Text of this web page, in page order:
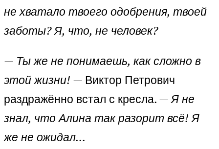
не хватало твоего одобрения, твоей
заботы? Я, что, не человек?
— Ты же не понимаешь, как сложно в
этой жизни! — Виктор Петрович
раздражённо встал с кресла. —Я не
знал, что Алина так разорит всё! Я
же не ожидал…